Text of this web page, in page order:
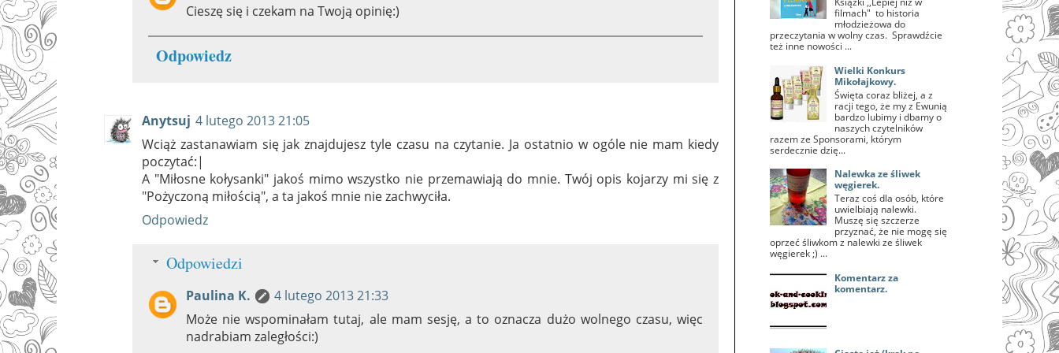
Cieszę się i czekam na Twoją opinię:)
Odpowiedz
Anytsuj 4 lutego 2013 21:05
Wciąż zastanawiam się jak znajdujesz tyle czasu na czytanie. Ja ostatnio w ogóle nie mam kiedy
poczytać:|
A "Miłosne kołysanki" jakoś mimo wszystko nie przemawiają do mnie. Twój opis kojarzy mi się z
"Pożyczoną miłością", a ta jakoś mnie nie zachwyciła.
Odpowiedz
Odpowiedzi
Paulina K.
4 lutego 2013 21:33
Może nie wspominałam tutaj, ale mam sesję, a to oznacza dużo wolnego czasu, więc
nadrabiam zaległości:)
filmach" to historia
młodzieżowa do
przeczytania w wolny czas. Sprawdźcie
też inne nowości ...
Wielki Konkurs
Mikołajkowy.
Święta coraz bliżej, a z
racji tego, że my z Ewunią
bardzo lubimy i dbamy o
naszych czytelników
razem ze Sponsorami, którym
serdecznie dzię...
Nalewka ze śliwek
węgierek.
Teraz coś dla osób, które
uwielbiają nalewki.
Muszę się szczerze
przyznać, że nie mogę się
oprzeć śliwkom z nalewki ze śliwek
węgierek ;) ...
Komentarz za
komentarz.